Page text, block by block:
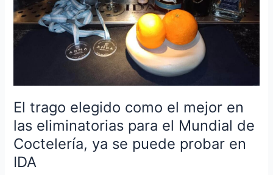
El trago elegido como el mejor en
las eliminatorias para el Mundial de
Coctelería, ya se puede probar en
IDA
las
eliminatorias
para
ya
se
puede
probar
en